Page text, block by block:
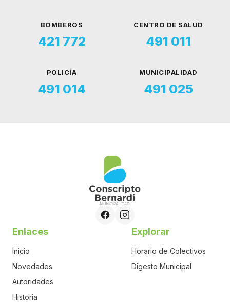
BOMBEROS
421 772
CENTRO DE SALUD
491 011
POLICÍA
491 014
MUNICIPALIDAD
491 025
Enlaces
Inicio
Novedades
Autoridades
Historia
Explorar
Horario de Colectivos
Digesto Municipal